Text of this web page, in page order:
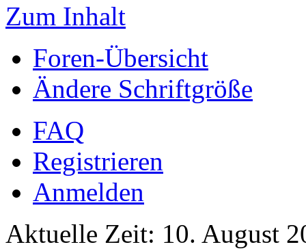
Zum Inhalt
Foren-Übersicht
Ändere Schriftgröße
FAQ
Registrieren
Anmelden
Aktuelle Zeit: 10. August